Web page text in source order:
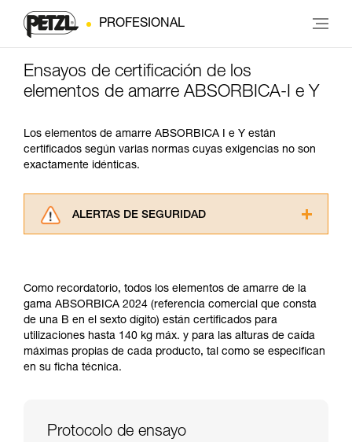
PROFESIONAL
Ensayos de certificación de los
elementos de amarre ABSORBICA-I e Y
Los elementos de amarre ABSORBICA I e Y están
certificados según varias normas cuyas exigencias no son
exactamente idénticas.
ALERTAS DE SEGURIDAD
información de la ficha técnica para poder
comprender este complemento informativo.
Dominar estas técnicas requiere una formación
y un entrenamiento específico. Confirme a
través de un profesional su capacidad para
ejecutar estas técnicas, solo y con total
su actividad. Pueden existir otras que no
Como recordatorio, todos los elementos de amarre de la
gama ABSORBICA 2024 (referencia comercial que consta
de una B en el sexto dígito) están certificados para
utilizaciones hasta 140 kg máx. y para las alturas de caída
máximas propias de cada producto, tal como se especifican
en su ficha técnica.
Protocolo de ensayo